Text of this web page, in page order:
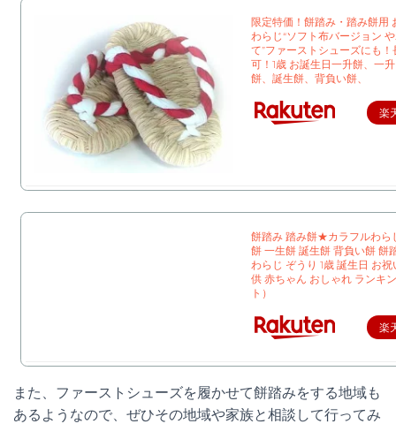
限定特価！餅踏み・踏み餅用
わらじ“ソフト布バージョン
て”ファーストシューズにも！
可！1歳 お誕生日一升餅、一
餅、誕生餅、背負い餅、
楽
餅踏み 踏み餅★カラフルわ
餅 一生餅 誕生餅 背負い餅 餅
わらじ ぞうり 1歳 誕生日 お
供 赤ちゃん おしゃれ ランキ
ト）
楽
また、ファーストシューズを履かせて餅踏みをする地域も
あるようなので、ぜひその地域や家族と相談して行ってみ